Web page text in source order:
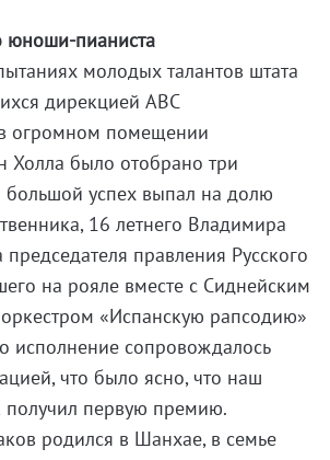
юноши-пианиста
молодых талантов штата
дирекцией ABC
огромном помещении
Холла было отобрано три
большой успех выпал на долю
16 летнего Владимира
правления Русского
на рояле вместе с Сиднейским
«Испанскую рапсодию»
исполнение сопровождалось
что было ясно, что наш
получил первую премию.
родился в Шанхае, в семье